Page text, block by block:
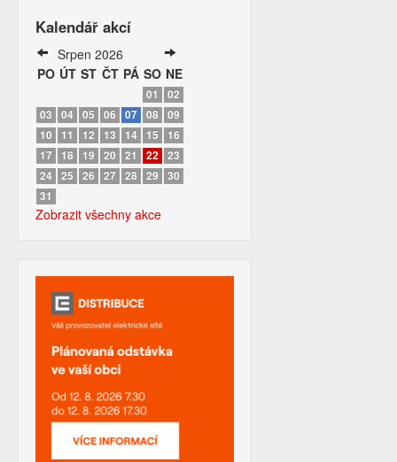
Kalendář akcí
Srpen 2026
PO ÚT ST ČT PÁ SO NE
01
02
03
04 05 06 07 08
09
10
11 12 13 14 15
16
17 18 19 20 21 22
23
24
25 26 27 28 29
30
31
Zobrazit všechny akce